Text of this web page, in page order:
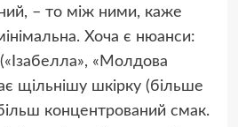
– то між ними, каже
Хоча є нюанси:
«Молдова
щільнішу шкірку (більше
концентрований смак.